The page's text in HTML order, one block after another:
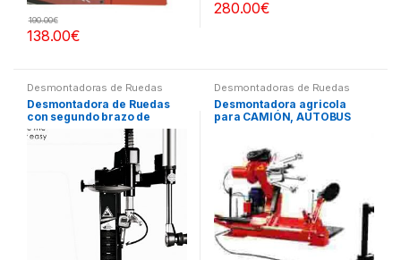
138.00€
190.00€
280.00€
Desmontadoras de Ruedas
Desmontadora de Ruedas
con segundo brazo de
ayuda
Desmontadoras de Ruedas
Desmontadora agricola
para CAMIÓN, AUTOBUS